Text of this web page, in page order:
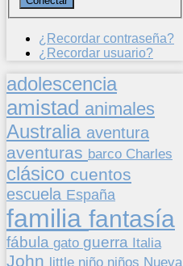
¿Recordar contraseña?
¿Recordar usuario?
adolescencia
amistad animales
Australia aventura
aventuras barco Charles
clásico cuentos
escuela España
familia fantasía
fábula gato guerra Italia
John little niño niños Nueva